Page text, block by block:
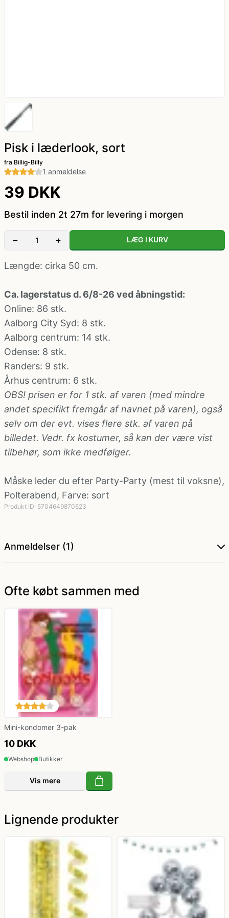
Græsk gud kostume
Hatte og masker
Hawaii skjorte og kostumer
Klovne kostume
Kostume-tilbehør (andet)
Matros, kaptajn og pilot kostume
Mexicaner kostume
Nonne, præste, munke kostumer
Paryk og skæg
Pirat kostume
Politi kostume, fange kostume og militær
kostume
Tyroler kostume
Vinger til kostume
Vinter
Pisk i læderlook, sort
fra Billig-Billy
1 anmeldelse
39 DKK
Bestil inden 2t 27m for levering i morgen
− + LÆG I KURV
Længde: cirka 50 cm.
Ca. lagerstatus d. 6/8-26 ved åbningstid:
Online: 86 stk.
Aalborg City Syd: 8 stk.
Aalborg centrum: 14 stk.
Odense: 8 stk.
Randers: 9 stk.
Århus centrum: 6 stk.
OBS! prisen er for 1 stk. af varen (med mindre
andet specifikt fremgår af navnet på varen), også
selv om der evt. vises flere stk. af varen på
billedet. Vedr. fx kostumer, så kan der være vist
tilbehør, som ikke medfølger.
Måske leder du efter Party-Party (mest til voksne),
Polterabend, Farve: sort
Produkt ID: 5704649870523
Anmeldelser (1)
Ofte købt sammen med
Mini-kondomer 3-pak
10 DKK
Webshop Butikker
Vis mere
Lignende produkter